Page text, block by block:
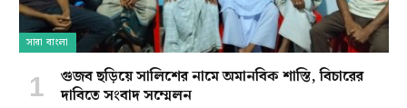
সারা বাংলা
গুজব ছড়িয়ে সালিশের নামে অমানবিক শাস্তি, বিচারের
দাবিতে সংবাদ সম্মেলন